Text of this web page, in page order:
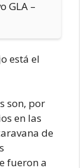
GLA –
está el
son, por
en las
de
fueron a